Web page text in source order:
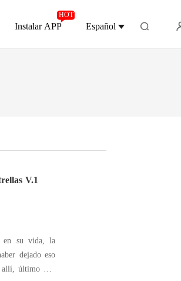
Instalar APP
HOT
Español
V.1
en su vida, la
dejado eso